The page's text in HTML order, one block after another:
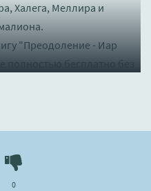
Халега, Меллира и
"Преодоление - Иар
полностью бесплатно без
0